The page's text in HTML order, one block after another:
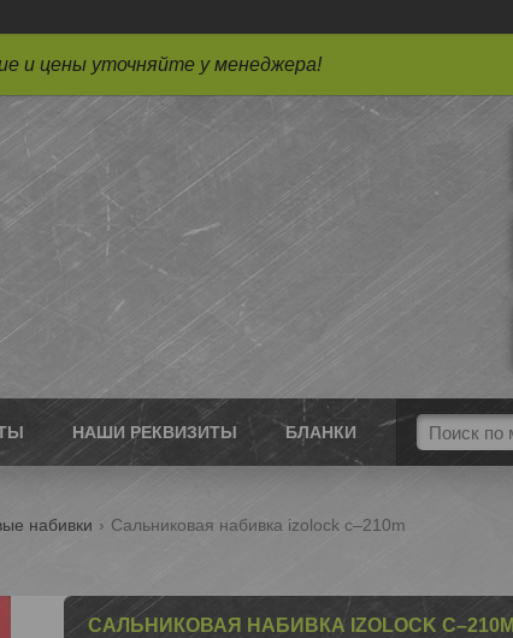
и цены уточняйте у менеджера!
НАШИ РЕКВИЗИТЫ БЛАНКИ
набивки Сальниковая набивка izolock с–210m
САЛЬНИКОВАЯ НАБИВКА IZOLOCK С–210M